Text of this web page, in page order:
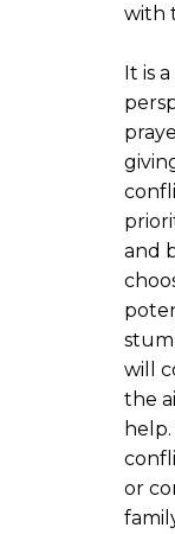
with
It is
and
will
the
or